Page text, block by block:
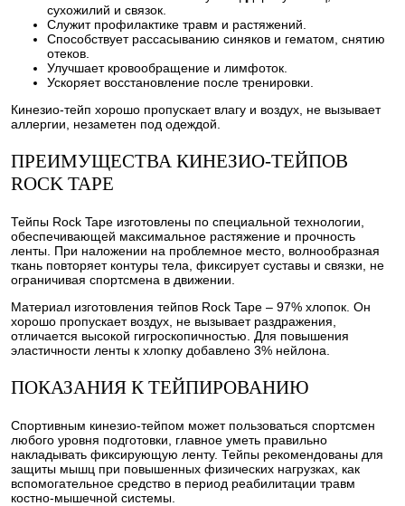
сухожилий и связок.
Служит профилактике травм и растяжений.
Способствует рассасыванию синяков и гематом, снятию
отеков.
Улучшает кровообращение и лимфоток.
Ускоряет восстановление после тренировки.
Кинезио-тейп хорошо пропускает влагу и воздух, не вызывает
аллергии, незаметен под одеждой.
ПРЕИМУЩЕСТВА КИНЕЗИО-ТЕЙПОВ
ROCK TAPE
Тейпы Rock Tape изготовлены по специальной технологии,
обеспечивающей максимальное растяжение и прочность
ленты. При наложении на проблемное место, волнообразная
ткань повторяет контуры тела, фиксирует суставы и связки, не
ограничивая спортсмена в движении.
Материал изготовления тейпов Rock Tape – 97% хлопок. Он
хорошо пропускает воздух, не вызывает раздражения,
отличается высокой гигроскопичностью. Для повышения
эластичности ленты к хлопку добавлено 3% нейлона.
ПОКАЗАНИЯ К ТЕЙПИРОВАНИЮ
Спортивным кинезио-тейпом может пользоваться спортсмен
любого уровня подготовки, главное уметь правильно
накладывать фиксирующую ленту. Тейпы рекомендованы для
защиты мышц при повышенных физических нагрузках, как
вспомогательное средство в период реабилитации травм
костно-мышечной системы.